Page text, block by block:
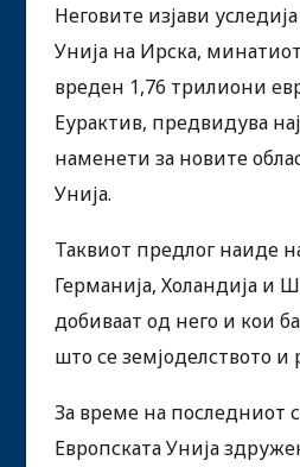
Неговите изјави
Унија на Ирска,
вреден 1,76 трилиони
Еурактив, предвидува
наменети за новите
Унија.
Таквиот предлог наиде
Германија, Холандија и
добиваат од него и кои
што се земјоделството и
За време на последниот
Европската Унија